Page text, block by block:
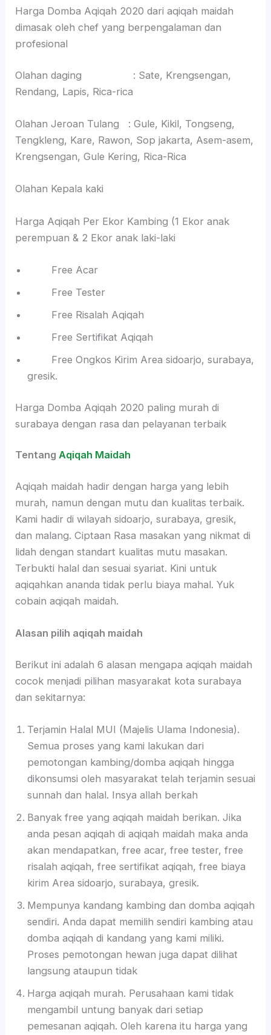
Harga Domba Aqiqah 2020 dari aqiqah maidah
dimasak oleh chef yang berpengalaman dan
profesional
Olahan daging : Sate, Krengsengan,
Rendang, Lapis, Rica-rica
Olahan Jeroan Tulang : Gule, Kikil, Tongseng,
Tengkleng, Kare, Rawon, Sop jakarta, Asem-asem,
Krengsengan, Gule Kering, Rica-Rica
Olahan Kepala kaki
Harga Aqiqah Per Ekor Kambing (1 Ekor anak
perempuan & 2 Ekor anak laki-laki
Free Acar
Free Tester
Free Risalah Aqiqah
Free Sertifikat Aqiqah
Free Ongkos Kirim Area sidoarjo, surabaya,
gresik.
Harga Domba Aqiqah 2020 paling murah di
surabaya dengan rasa dan pelayanan terbaik
Tentang Aqiqah Maidah
Aqiqah maidah hadir dengan harga yang lebih
murah, namun dengan mutu dan kualitas terbaik.
Kami hadir di wilayah sidoarjo, surabaya, gresik,
dan malang. Ciptaan Rasa masakan yang nikmat di
lidah dengan standart kualitas mutu masakan.
Terbukti halal dan sesuai syariat. Kini untuk
aqiqahkan ananda tidak perlu biaya mahal. Yuk
cobain aqiqah maidah.
Alasan pilih aqiqah maidah
Berikut ini adalah 6 alasan mengapa aqiqah maidah
cocok menjadi pilihan masyarakat kota surabaya
dan sekitarnya:
Terjamin Halal MUI (Majelis Ulama Indonesia).
Semua proses yang kami lakukan dari
pemotongan kambing/domba aqiqah hingga
dikonsumsi oleh masyarakat telah terjamin sesuai
sunnah dan halal. Insya allah berkah
Banyak free yang aqiqah maidah berikan. Jika
anda pesan aqiqah di aqiqah maidah maka anda
akan mendapatkan, free acar, free tester, free
risalah aqiqah, free sertifikat aqiqah, free biaya
kirim Area sidoarjo, surabaya, gresik.
Mempunya kandang kambing dan domba aqiqah
sendiri. Anda dapat memilih sendiri kambing atau
domba aqiqah di kandang yang kami miliki.
Proses pemotongan hewan juga dapat dilihat
langsung ataupun tidak
Harga aqiqah murah. Perusahaan kami tidak
mengambil untung banyak dari setiap
pemesanan aqiqah. Oleh karena itu harga yang